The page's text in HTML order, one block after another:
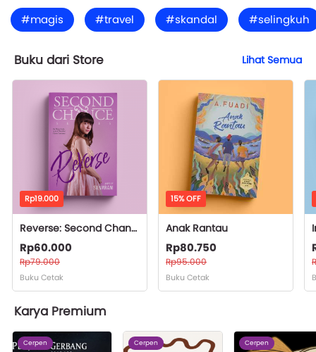
#magis #travel #skandal #selingkuh
Buku dari Store Lihat Semua
Rp19.000
Reverse: Second Chance Series
Rp60.000
Rp79.000
Buku Cetak
15% OFF
Anak Rantau
Rp80.750
Rp95.000
Buku Cetak
Karya Premium
Cerpen Cerpen Cerpen